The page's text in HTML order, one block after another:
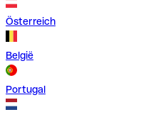
Österreich
België
Portugal